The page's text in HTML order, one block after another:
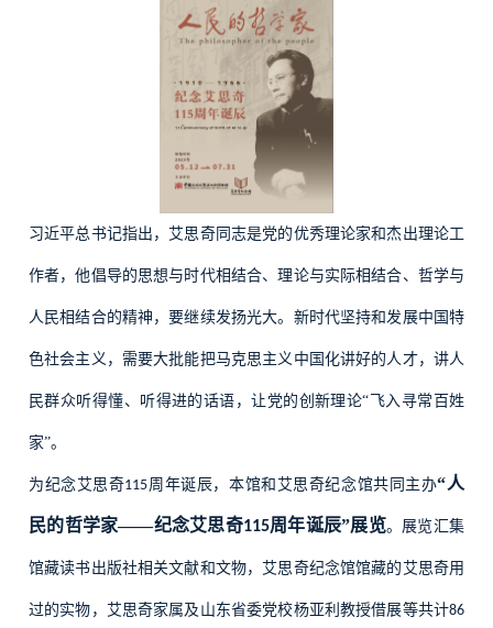
习近平总书记指出，艾思奇同志是党的优秀理论家和杰出理论工
作者，他倡导的思想与时代相结合、理论与实际相结合、哲学与
人民相结合的精神，要继续发扬光大。新时代坚持和发展中国特
色社会主义，需要大批能把马克思主义中国化讲好的人才，讲人
民群众听得懂、听得进的话语，让党的创新理论“飞入寻常百姓
家”。
为纪念艾思奇115周年诞辰，本馆和艾思奇纪念馆共同主办“人
民的哲学家——纪念艾思奇115周年诞辰”展览。展览汇集
馆藏读书出版社相关文献和文物，艾思奇纪念馆馆藏的艾思奇用
过的实物，艾思奇家属及山东省委党校杨亚利教授借展等共计86